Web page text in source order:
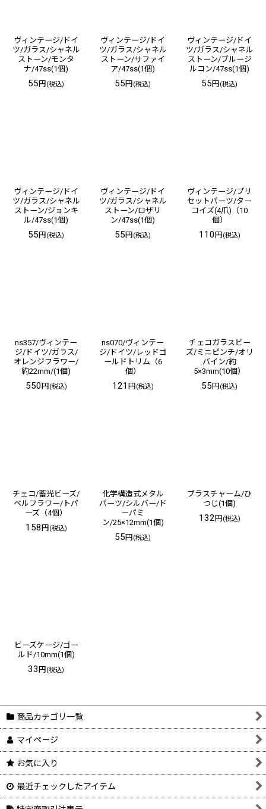
ヴィンテージ/ドイ
ツ/ガラス/シャネル
ストーン/モンタ
ナ/47ss(1個)
55円 (税込)
ヴィンテージ/ドイ
ツ/ガラス/シャネル
ストーン/サファイ
ア/47ss(1個)
55円 (税込)
ヴィンテージ/ドイ
ツ/ガラス/シャネル
ストーン/ブルージ
ルコン/47ss(1個)
55円 (税込)
ヴィンテージ/ドイ
ツ/ガラス/シャネル
ストーン/ジョンキ
ル/47ss(1個)
55円 (税込)
ヴィンテージ/ドイ
ツ/ガラス/シャネル
ストーン/ロザリ
ン/47ss(1個)
55円 (税込)
ヴィンテージ/プリ
セットパーツ/ター
コイズ(4爪)（10
個）
110 円 (税込)
ns357/ヴィンテー
ジ/ドイツ/ガラス/
オレンジフラワー/
約22mm/(1個)
550 円 (税込)
ns070/ヴィンテー
ジ/ドイツ/レッドゴ
ールドトリム（6
個）
121 円 (税込)
チェコガラスビー
ズ/ミニピンチ/オリ
バイン/約
5×3mm(10個）
55円 (税込)
チェコ/蓄光ビーズ/
ベルフラワー/トパ
ーズ（4個）
158 円 (税込)
化学構造式メタル
パーツ/シルバー/ド
ーパミ
ン/25×12mm(1個)
55円 (税込)
ブラスチャーム/ひ
つじ(1個)
132 円 (税込)
ビーズケージ/ゴー
ルド/10mm(1個)
33円 (税込)
商品カテゴリ一覧
マイページ
お気に入り
最近チェックしたアイテム